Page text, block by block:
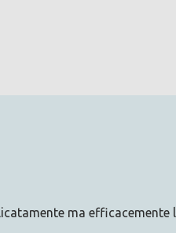
ma efficacemente